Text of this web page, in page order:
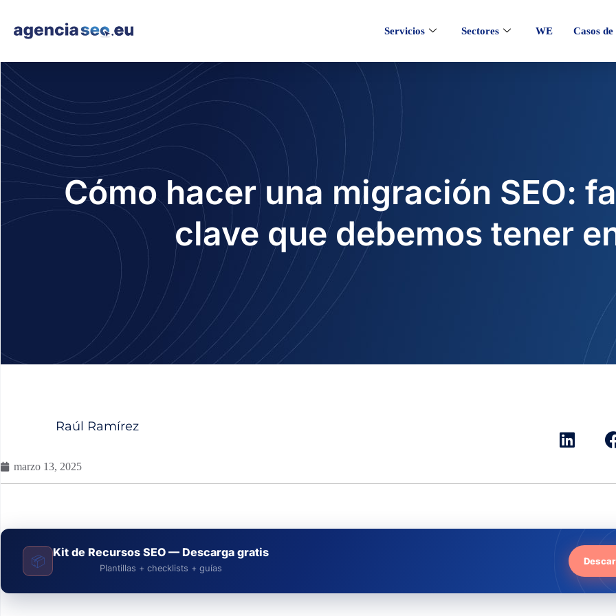
Servicios Sectores WE Casos
Cómo hacer una migración SEO:
clave que debemos tener
Raúl Ramírez
marzo 13, 2025
📦
Kit de Recursos SEO — Descarga gratis
Plantillas + checklists + guías